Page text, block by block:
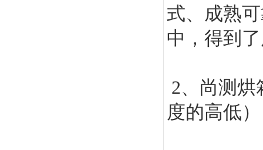
式、成熟
中，得到
2、尚测烘
度的高低